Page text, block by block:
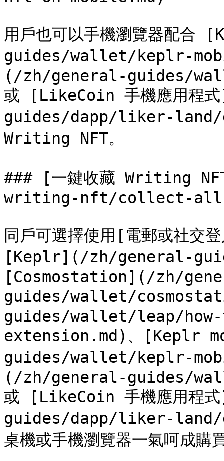
用戶也可以手機瀏覽器配
guides/wallet/keplr-
(/zh/general-guides/
或 [LikeCoin 手機應用程
guides/dapp/liker-land/
Writing NFT。
### [一鍵收藏 Writing
writing-nft/collect-
同戶可選擇使用[電郵或社
[Keplr](/zh/general-
[Cosmostation](/zh/
guides/wallet/
guides/wallet/leap/
extension.md)、[Keplr
guides/wallet/keplr-
(/zh/general-guides/
或 [LikeCoin 手機應用程
guides/dapp/liker-land/
桌機或手機瀏覽器一氣呵成